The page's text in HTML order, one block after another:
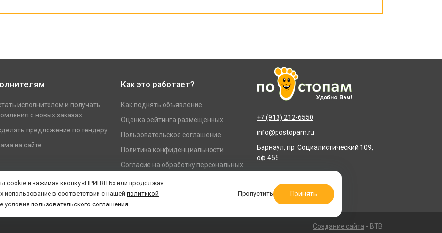
исполнителем и получать
о новых заказах
предложение по тендеру
на сайте
Как это работает?
Как поднять объявление
Оценка рейтинга размещенных
Пользовательское соглашение
Политика конфиденциальности
Согласие на обработку персональных
+7 (913) 212-6550
info@postopam.ru
Барнаул, пр. Социалистический 109,
оф.455
Создание сайта - BTB
cookie и нажимая кнопку «ПРИНЯТЬ» или продолжая
использование в соответствии с нашей политикой
условия пользовательского соглашения
Пропустить Принять